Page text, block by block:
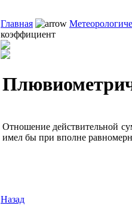
Главная
коэффициент
Отношение действительной
имел бы при вполне
Назад